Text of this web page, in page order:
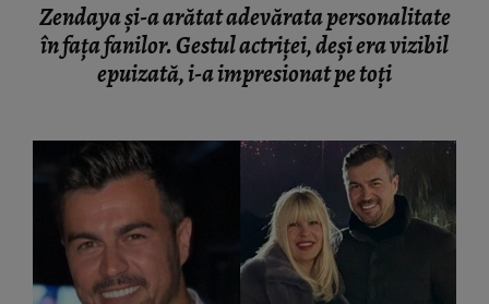
Zendaya și-a arătat adevărata personalitate
în fața fanilor. Gestul actriței, deși era vizibil
epuizată, i-a impresionat pe toți